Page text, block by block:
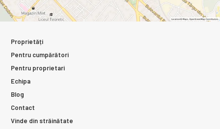
Proprietăți
Pentru cumpărători
Pentru proprietari
Echipa
Blog
Contact
Vinde din străinătate